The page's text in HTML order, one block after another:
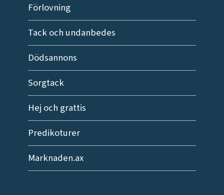
Förlovning
Tack och undanbedes
Dödsannons
Sorgtack
Hej och grattis
Predikoturer
Marknaden.ax